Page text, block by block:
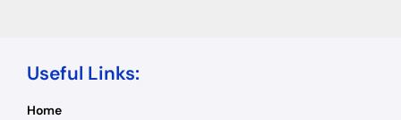
Useful Links:
Home